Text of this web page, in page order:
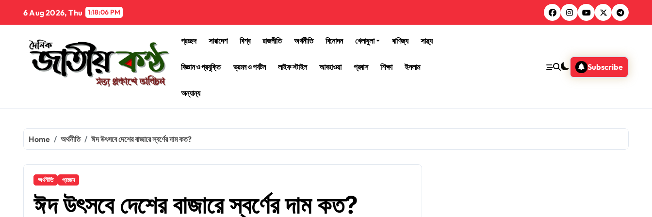
content
6 Aug 2026, Thu 1:18:08 PM
প্রচ্ছদ সারাদেশ বিশ্ব রাজনীতি অর্থনীতি বিনোদন খেলাধুলা বাণিজ্য সাস্থ্য
বিজ্ঞান ও প্রযুক্তি ভ্রমন ও পর্যটন লাইফ স্টাইল আবহাওয়া প্রবাস শিক্ষা ইসলাম
অন্যান্য
Subscribe
Home অর্থনীতি ঈদ উৎসবে দেশের বাজারে স্বর্ণের দাম কত?
অর্থনীতি প্রচ্ছদ
ঈদ উৎসবে দেশের বাজারে স্বর্ণের দাম কত?